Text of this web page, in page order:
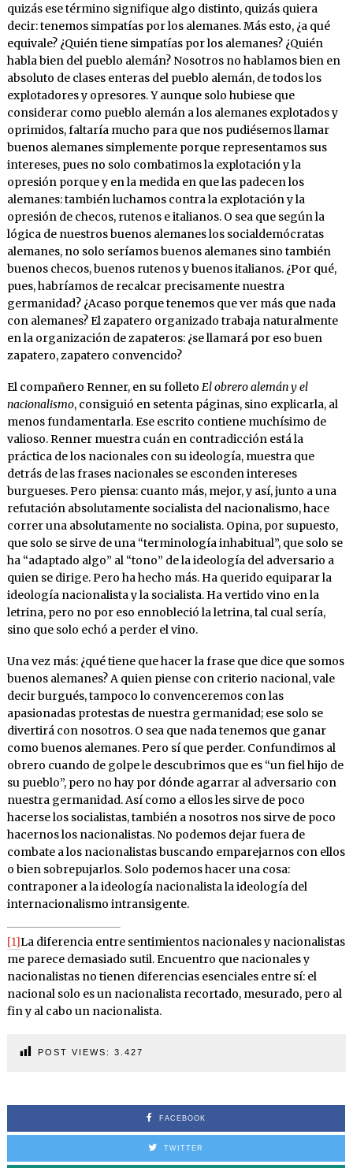
quizás ese término signifique algo distinto, quizás quiera
decir: tenemos simpatías por los alemanes. Más esto, ¿a qué
equivale? ¿Quién tiene simpatías por los alemanes? ¿Quién
habla bien del pueblo alemán? Nosotros no hablamos bien en
absoluto de clases enteras del pueblo alemán, de todos los
explotadores y opresores. Y aunque solo hubiese que
considerar como pueblo alemán a los alemanes explotados y
oprimidos, faltaría mucho para que nos pudiésemos llamar
buenos alemanes simplemente porque representamos sus
intereses, pues no solo combatimos la explotación y la
opresión porque y en la medida en que las padecen los
alemanes: también luchamos contra la explotación y la
opresión de checos, rutenos e italianos. O sea que según la
lógica de nuestros buenos alemanes los socialdemócratas
alemanes, no solo seríamos buenos alemanes sino también
buenos checos, buenos rutenos y buenos italianos. ¿Por qué,
pues, habríamos de recalcar precisamente nuestra
germanidad? ¿Acaso porque tenemos que ver más que nada
con alemanes? El zapatero organizado trabaja naturalmente
en la organización de zapateros: ¿se llamará por eso buen
zapatero, zapatero convencido?
El compañero Renner, en su folleto El obrero alemán y el
nacionalismo, consiguió en setenta páginas, sino explicarla, al
menos fundamentarla. Ese escrito contiene muchísimo de
valioso. Renner muestra cuán en contradicción está la
práctica de los nacionales con su ideología, muestra que
detrás de las frases nacionales se esconden intereses
burgueses. Pero piensa: cuanto más, mejor, y así, junto a una
refutación absolutamente socialista del nacionalismo, hace
correr una absolutamente no socialista. Opina, por supuesto,
que solo se sirve de una “terminología inhabitual”, que solo se
ha “adaptado algo” al “tono” de la ideología del adversario a
quien se dirige. Pero ha hecho más. Ha querido equiparar la
ideología nacionalista y la socialista. Ha vertido vino en la
letrina, pero no por eso ennobleció la letrina, tal cual sería,
sino que solo echó a perder el vino.
Una vez más: ¿qué tiene que hacer la frase que dice que somos
buenos alemanes? A quien piense con criterio nacional, vale
decir burgués, tampoco lo convenceremos con las
apasionadas protestas de nuestra germanidad; ese solo se
divertirá con nosotros. O sea que nada tenemos que ganar
como buenos alemanes. Pero sí que perder. Confundimos al
obrero cuando de golpe le descubrimos que es “un fiel hijo de
su pueblo”, pero no hay por dónde agarrar al adversario con
nuestra germanidad. Así como a ellos les sirve de poco
hacerse los socialistas, también a nosotros nos sirve de poco
hacernos los nacionalistas. No podemos dejar fuera de
combate a los nacionalistas buscando emparejarnos con ellos
o bien sobrepujarlos. Solo podemos hacer una cosa:
contraponer a la ideología nacionalista la ideología del
internacionalismo intransigente.
[1]La diferencia entre sentimientos nacionales y nacionalistas
me parece demasiado sutil. Encuentro que nacionales y
nacionalistas no tienen diferencias esenciales entre sí: el
nacional solo es un nacionalista recortado, mesurado, pero al
fin y al cabo un nacionalista.
POST VIEWS: 3.427
FACEBOOK
TWITTER